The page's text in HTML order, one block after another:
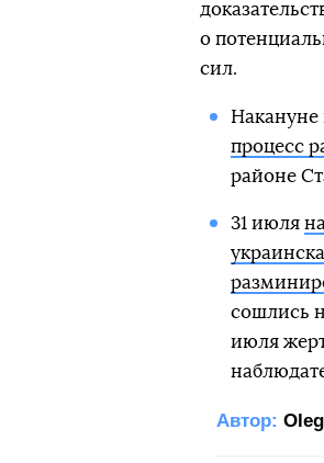
о
сил.
Накануне
процесс
районе
31 июля
сошлись
июля
Автор: